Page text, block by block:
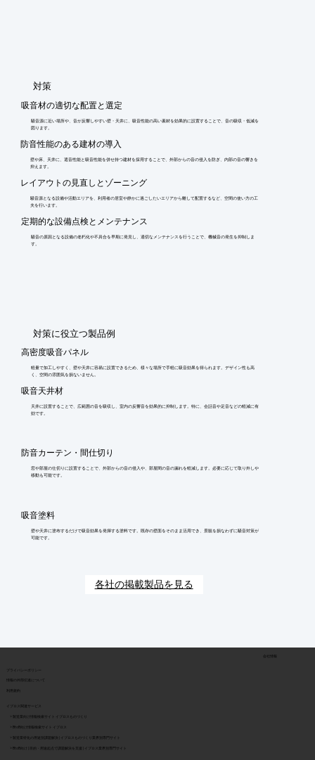
​対策
吸音材の適切な配置と選定
騒音源に近い場所や、音が反響しやすい壁・天井に、吸音性能の高い素材を効果的に設置することで、音の吸収・低減を
図ります。
防音性能のある建材の導入
壁や床、天井に、遮音性能と吸音性能を併せ持つ建材を採用することで、外部からの音の侵入を防ぎ、内部の音の響きを
抑えます。
レイアウトの見直しとゾーニング
騒音源となる設備や活動エリアを、利用者の居室や静かに過ごしたいエリアから離して配置するなど、空間の使い方の工
夫を行います。
定期的な設備点検とメンテナンス
騒音の原因となる設備の老朽化や不具合を早期に発見し、適切なメンテナンスを行うことで、機械音の発生を抑制しま
す。
​対策に役立つ製品例
高密度吸音パネル
軽量で加工しやすく、壁や天井に容易に設置できるため、様々な場所で手軽に吸音効果を得られます。デザイン性も高
く、空間の雰囲気を損ないません。
吸音天井材
天井に設置することで、広範囲の音を吸収し、室内の反響音を効果的に抑制します。特に、会話音や足音などの軽減に有
効です。
防音カーテン・間仕切り
窓や部屋の仕切りに設置することで、外部からの音の侵入や、部屋間の音の漏れを軽減します。必要に応じて取り外しや
移動も可能です。
吸音塗料
壁や天井に塗布するだけで吸音効果を発揮する塗料です。既存の壁面をそのまま活用でき、景観を損なわずに騒音対策が
可能です。
各社の掲載製品を見る
​情報の外部伝達について
会社情報
イプロス関連サービス
> 製造業向け情報検索サイト イプロスものづくり
> BtoB向け | 目的・用途起点で課題解決を支援 | イプロス業界別専門サイト
> BtoB向け情報検索サイト イプロス
> 製造業特化の用途別課題解決 | イプロスものづくり業界別専門サイト